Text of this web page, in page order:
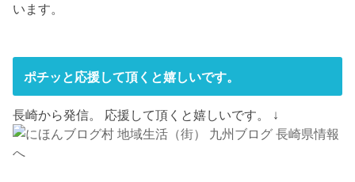
います。
ポチッと応援して頂くと嬉しいです。
長崎から発信。 応援して頂くと嬉しいです。 ↓